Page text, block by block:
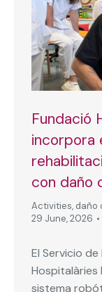
Fundació
incorpora
con daño
Activities, daño
29 June, 2026
El Servicio
sistema